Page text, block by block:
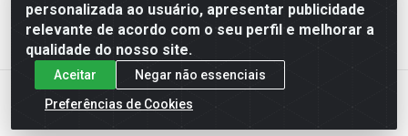
personalizada ao usuário, apresentar publicidade
relevante de acordo com o seu perfil e melhorar a
qualidade do nosso site.
Aceitar
Negar não essenciais
Preferências de Cookies
km 87 - Industrial, Ipirá - BA, 44600-000 - CNPJ
10.984.107/0001-75